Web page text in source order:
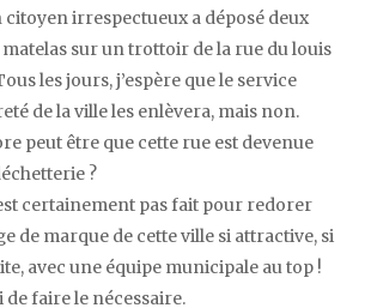
citoyen irrespectueux a déposé deux
sur un trottoir de la rue du louis
les jours, j’espère que le service
de la ville les enlèvera, mais non.
peut être que cette rue est devenue
?
certainement pas fait pour redorer
de marque de cette ville si attractive, si
avec une équipe municipale au top !
de faire le nécessaire.